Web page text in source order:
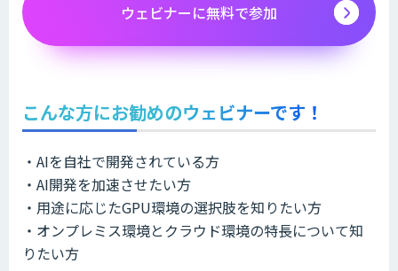
ウェビナーに無料で参加
こんな方にお勧めのウェビナーです！
・AIを自社で開発されている方
・AI開発を加速させたい方
・用途に応じたGPU環境の選択肢を知りたい方
・オンプレミス環境とクラウド環境の特長について知
りたい方